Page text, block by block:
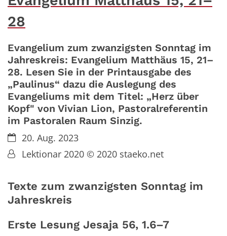
28
Evangelium zum zwanzigsten Sonntag im
Jahreskreis: Evangelium Matthäus 15, 21–
28. Lesen Sie in der Printausgabe des
„Paulinus“ dazu die Auslegung des
Evangeliums mit dem Titel: „Herz über
Kopf" von Vivian Lion, Pastoralreferentin
im Pastoralen Raum Sinzig.
Datum:20. Aug. 2023
Von:Lektionar 2020 © 2020 staeko.net
Texte zum zwanzigsten Sonntag im
Jahreskreis
Erste Lesung Jesaja 56, 1.6–7